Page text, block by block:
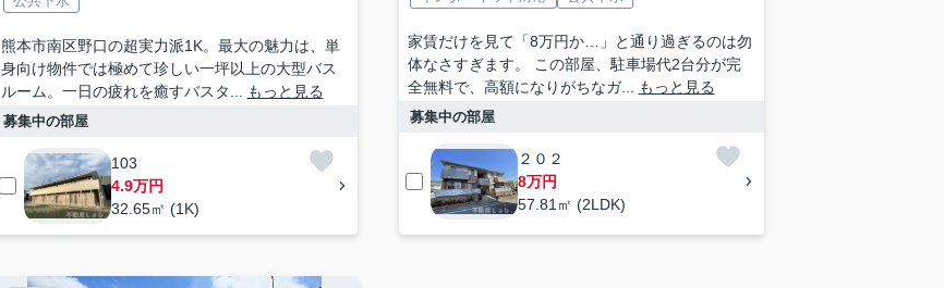
熊本市南区野口の超実力派1K。最大の魅力は、単
身向け物件では極めて珍しい一坪以上の大型バス
ルーム。一日の疲れを癒すバスタ...
もっと見る
募集中の部屋
103
4.9万円
32.65㎡ (1K)
家賃だけを見て「8万円か…」と通り過ぎるのは勿
体なさすぎます。 この部屋、駐車場代2台分が完
全無料で、高額になりがちなガ...
もっと見る
募集中の部屋
２０２
8万円
57.81㎡ (2LDK)